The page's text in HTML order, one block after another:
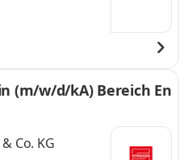
(m/w/d/kA) Bereich En
Co. KG